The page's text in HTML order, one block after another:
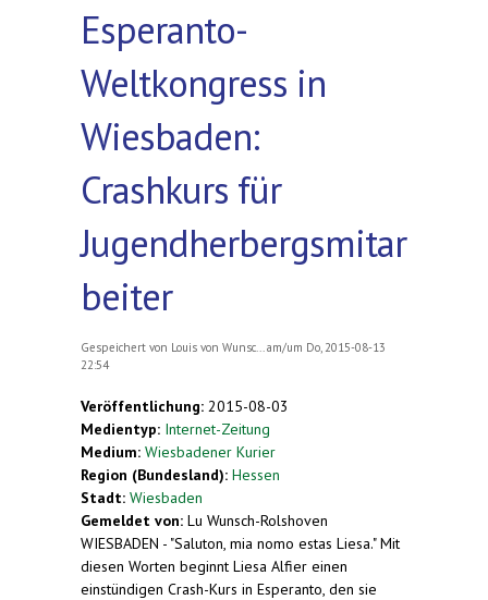
Esperanto-
Weltkongress in
Wiesbaden:
Crashkurs für
Jugendherbergsmitar
beiter
Gespeichert von Louis von Wunsc...
am/um Do, 2015-08-13
22:54
Veröffentlichung: 2015-08-03
Medientyp: Internet-Zeitung
Medium: Wiesbadener Kurier
Region (Bundesland): Hessen
Stadt: Wiesbaden
Gemeldet von: Lu Wunsch-Rolshoven
WIESBADEN - "Saluton, mia nomo estas Liesa." Mit
diesen Worten beginnt Liesa Alfier einen
einstündigen Crash-Kurs in Esperanto, den sie